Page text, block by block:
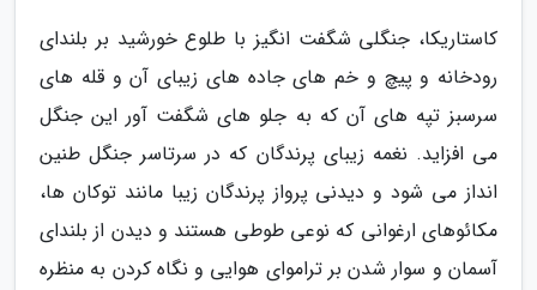
کاستاریکا، جنگلی شگفت انگیز با طلوع خورشید بر بلندای
رودخانه و پیچ و خم های جاده های زیبای آن و قله های
سرسبز تپه های آن که به جلو های شگفت آور این جنگل
می افزاید. نغمه زیبای پرندگان که در سرتاسر جنگل طنین
انداز می شود و دیدنی پرواز پرندگان زیبا مانند توکان ها،
مکائوهای ارغوانی که نوعی طوطی هستند و دیدن از بلندای
آسمان و سوار شدن بر تراموای هوایی و نگاه کردن به منظره